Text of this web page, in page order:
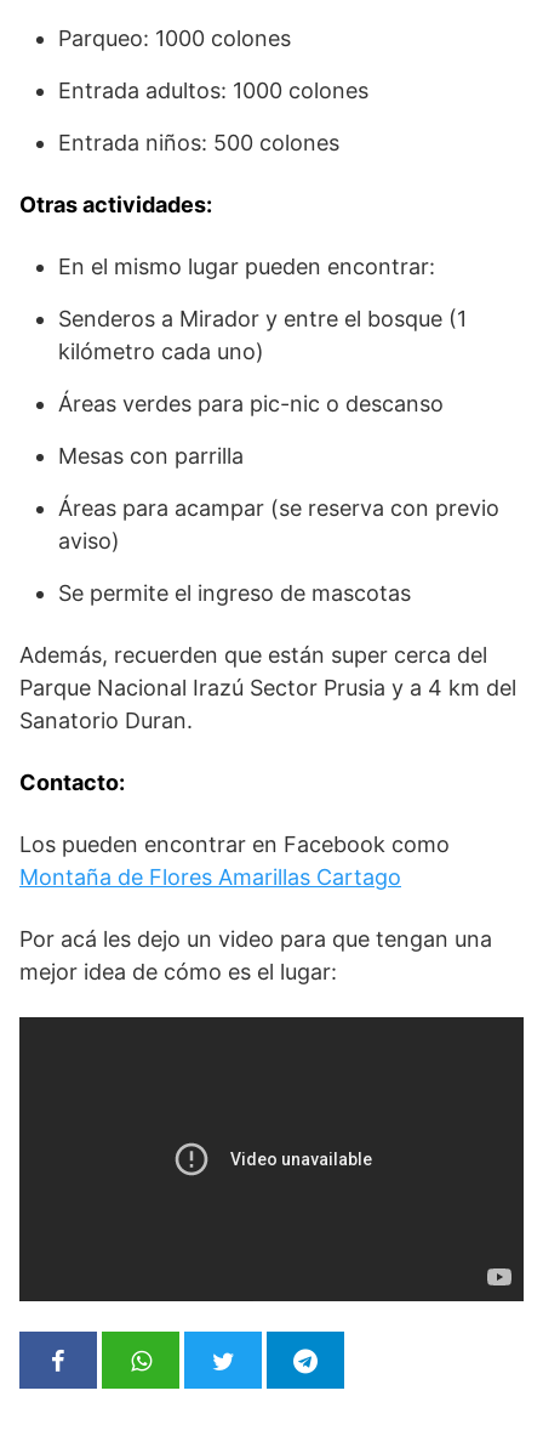
Parqueo: 1000 colones
Entrada adultos: 1000 colones
Entrada niños: 500 colones
Otras actividades:
En el mismo lugar pueden encontrar:
Senderos a Mirador y entre el bosque (1
kilómetro cada uno)
Áreas verdes para pic-nic o descanso
Mesas con parrilla
Áreas para acampar (se reserva con previo
aviso)
Se permite el ingreso de mascotas
Además, recuerden que están super cerca del
Parque Nacional Irazú Sector Prusia y a 4 km del
Sanatorio Duran.
Contacto:
Los pueden encontrar en Facebook como
Montaña de Flores Amarillas Cartago
Por acá les dejo un video para que tengan una
mejor idea de cómo es el lugar: